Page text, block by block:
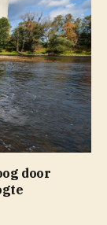
door